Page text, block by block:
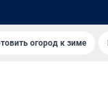
огород к зиме